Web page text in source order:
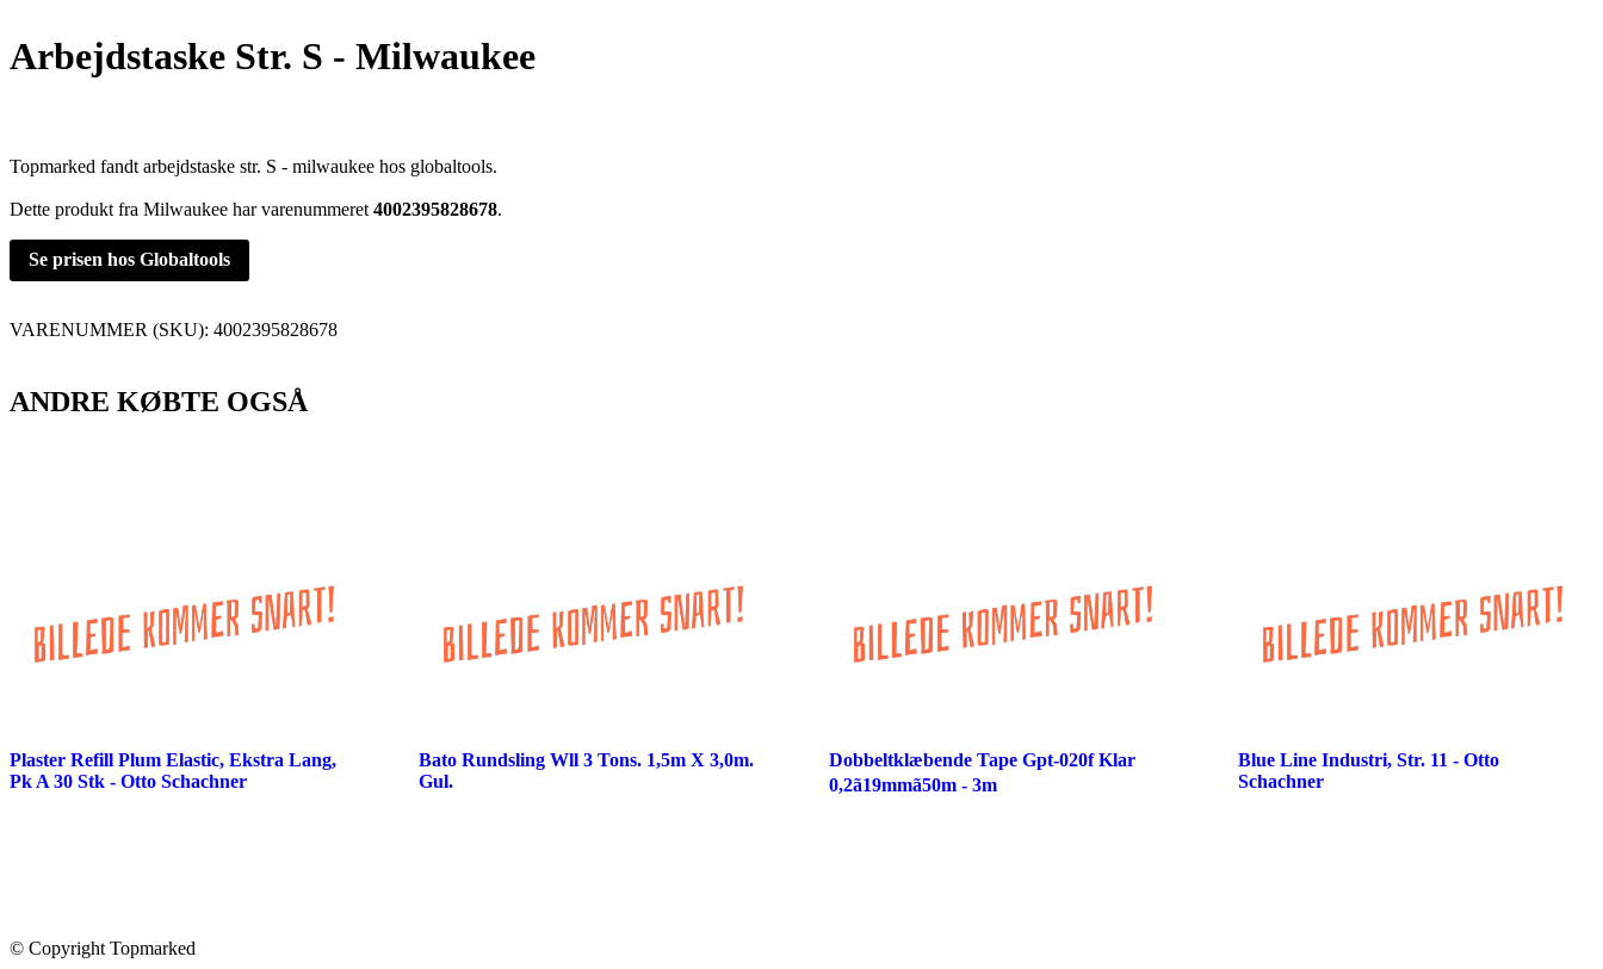
Arbejdstaske Str. S - Milwaukee
Topmarked fandt arbejdstaske str. S - milwaukee hos globaltools.
Dette produkt fra Milwaukee har varenummeret 4002395828678.
Se prisen hos Globaltools
VARENUMMER (SKU): 4002395828678
ANDRE KØBTE OGSÅ
Plaster Refill Plum Elastic, Ekstra Lang,
Pk A 30 Stk - Otto Schachner
Bato Rundsling Wll 3 Tons. 1,5m X 3,0m.
Gul.
Dobbeltklæbende Tape Gpt-020f Klar
0,2ã19mmã50m - 3m
Blue Line Industri, Str. 11 - Otto
Schachner
© Copyright Topmarked